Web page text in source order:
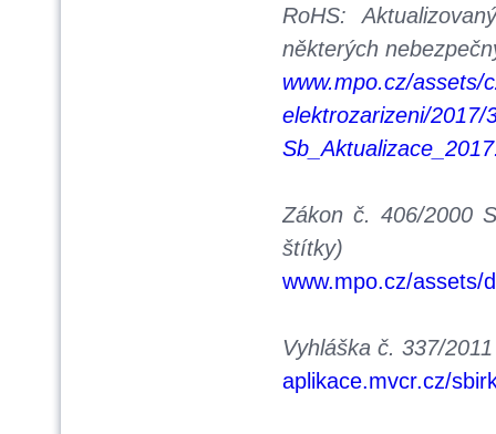
RoHS:
některých
www.mpo.cz/assets/
elektrozarizeni/2017/
Zákon č. 406/2000
štítky)
www.mpo.cz/assets/
Vyhláška č. 337/
aplikace.mvcr.cz/